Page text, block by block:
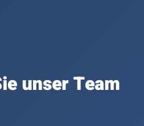
unser Team